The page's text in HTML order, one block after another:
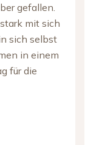
gefallen.
mit sich
sich selbst
in einem
für die